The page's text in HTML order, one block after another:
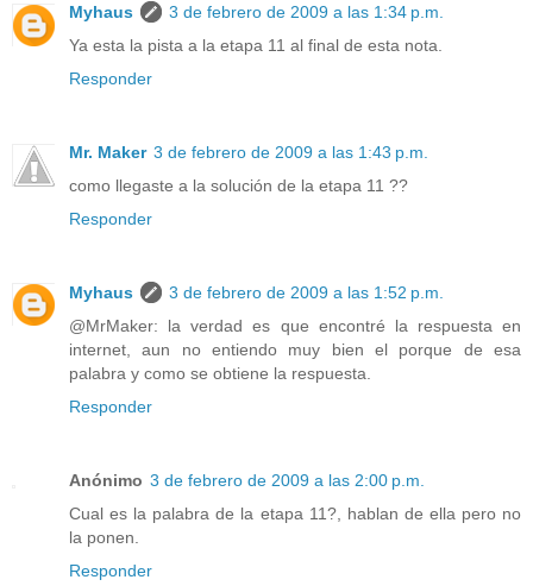
Myhaus
3 de febrero de 2009 a las 1:34 p.m.
Ya esta la pista a la etapa 11 al final de esta nota.
Responder
Mr. Maker 3 de febrero de 2009 a las 1:43 p.m.
como llegaste a la solución de la etapa 11 ??
Responder
Myhaus
3 de febrero de 2009 a las 1:52 p.m.
@MrMaker: la verdad es que encontré la respuesta en
internet, aun no entiendo muy bien el porque de esa
palabra y como se obtiene la respuesta.
Responder
Anónimo 3 de febrero de 2009 a las 2:00 p.m.
Cual es la palabra de la etapa 11?, hablan de ella pero no
la ponen.
Responder